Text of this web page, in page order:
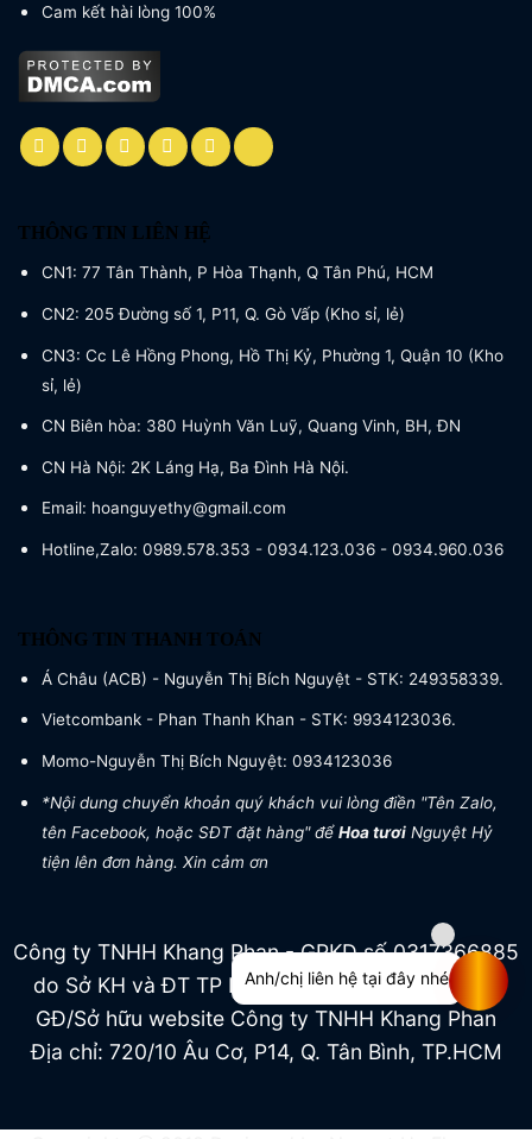
Cam kết hài lòng 100%
THÔNG TIN LIÊN HỆ
CN1: 77 Tân Thành, P Hòa Thạnh, Q Tân Phú, HCM
CN2: 205 Đường số 1, P11, Q. Gò Vấp (Kho sỉ, lẻ)
CN3: Cc Lê Hồng Phong, Hồ Thị Kỷ, Phường 1, Quận 10 (Kho
sỉ, lẻ)
CN Biên hòa: 380 Huỳnh Văn Luỹ, Quang Vinh, BH, ĐN
CN Hà Nội: 2K Láng Hạ, Ba Đình Hà Nội.
Email: hoanguyethy@gmail.com
Hotline,Zalo: 0989.578.353 - 0934.123.036 - 0934.960.036
THÔNG TIN THANH TOÁN
Á Châu (ACB) - Nguyễn Thị Bích Nguyệt - STK: 249358339.
Vietcombank - Phan Thanh Khan - STK: 9934123036.
Momo-Nguyễn Thị Bích Nguyệt: 0934123036
*Nội dung chuyển khoản quý khách vui lòng điền "Tên Zalo,
tên Facebook, hoặc SĐT đặt hàng" đểHoa tươi Nguyệt Hỷ
tiện lên đơn hàng. Xin cảm ơn
Công ty TNHH Khang Phan - GPKD số 0317366885
do Sở KH và ĐT TP HCM cấp ngày 04/07/2022
GĐ/Sở hữu website Công ty TNHH Khang Phan
Địa chỉ: 720/10 Âu Cơ, P14, Q. Tân Bình, TP.HCM
Anh/chị liên hệ tại đây nhé